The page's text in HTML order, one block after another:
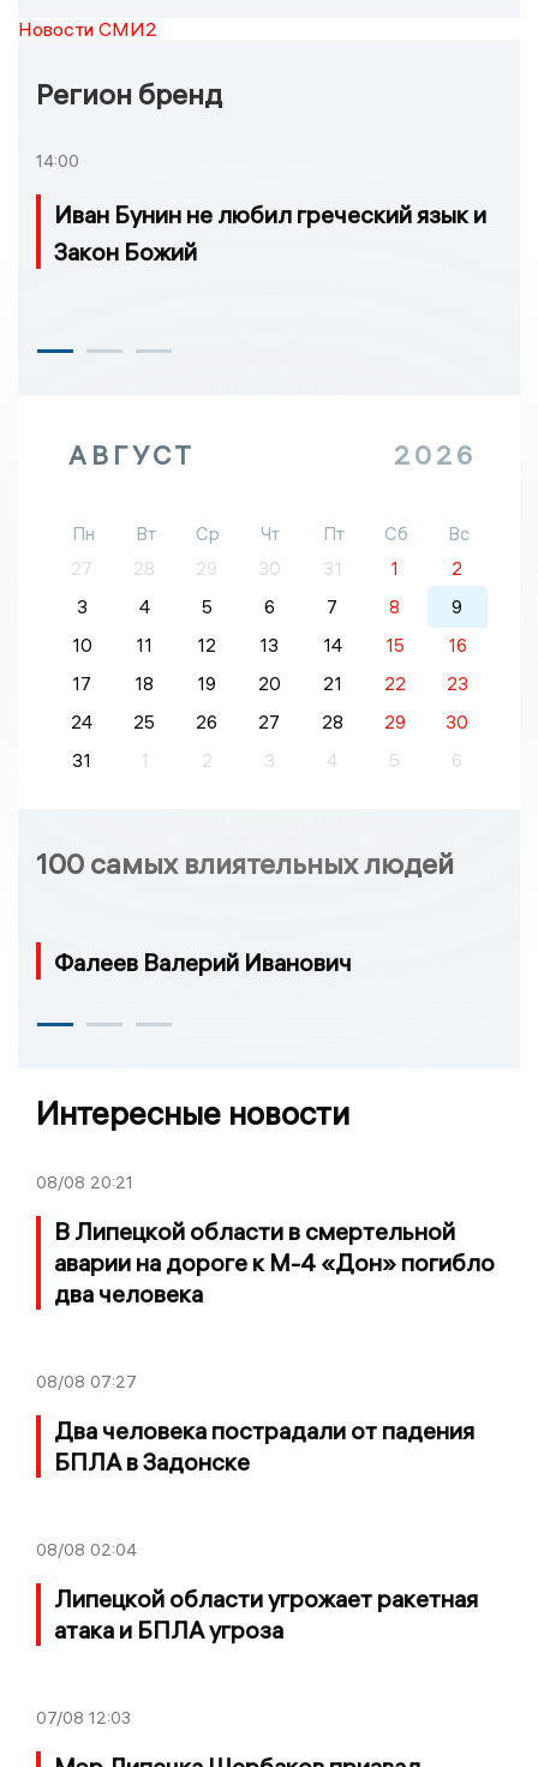
Новости СМИ2
Регион бренд
14:00
Иван Бунин не любил греческий язык и
Закон Божий
АВГУСТ 2026
Пн Вт Ср Чт Пт Сб
Вс
27
28 29 30 31 1
2
3
4 5 6 7 8
9
10
11 12 13 14 15
16
17
18 19 20 21 22
23
24
25 26 27 28 29
30
31
1 2 3 4 5 6
100 самых влиятельных людей
Фалеев Валерий Иванович
Интересные новости
08/08 20:21
В Липецкой области в смертельной
аварии на дороге к М-4 «Дон» погибло
два человека
08/08 07:27
Два человека пострадали от падения
БПЛА в Задонске
08/08 02:04
Липецкой области угрожает ракетная
атака и БПЛА угроза
07/08 12:03